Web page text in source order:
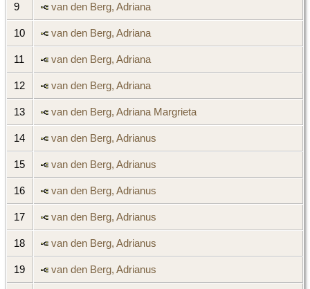
9 van den Berg, Adriana
10 van den Berg, Adriana
11 van den Berg, Adriana
12 van den Berg, Adriana
13 van den Berg, Adriana Margrieta
14 van den Berg, Adrianus
15 van den Berg, Adrianus
16 van den Berg, Adrianus
17 van den Berg, Adrianus
18 van den Berg, Adrianus
19 van den Berg, Adrianus